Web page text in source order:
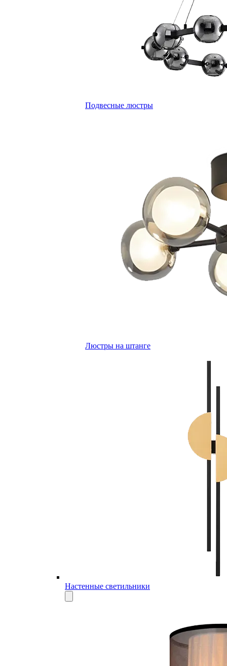
Подвесные люстры
Люстры на штанге
Настенные светильники